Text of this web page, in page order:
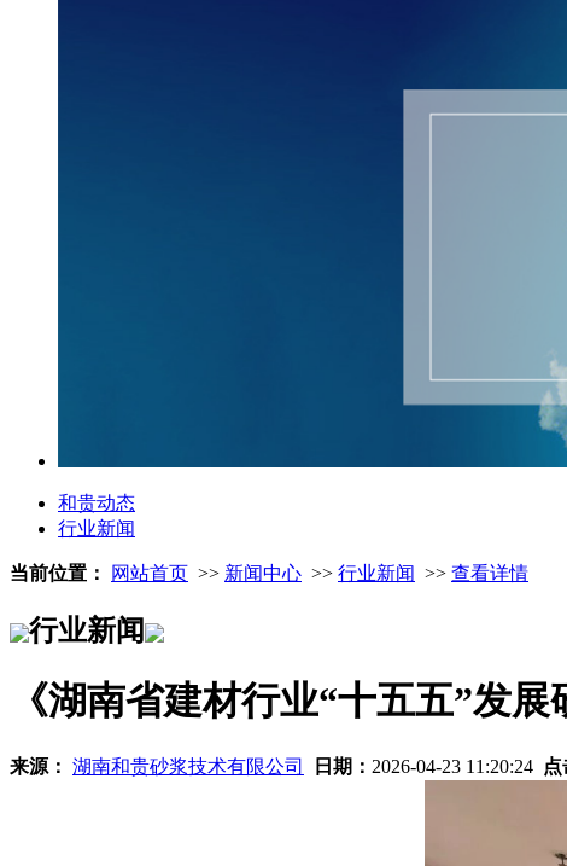
和贵动态
行业新闻
当前位置： 网站首页 >> 新闻中心 >> 行业新闻 >> 查看详情
行业新闻
《湖南省建材行业“十五五”发
来源： 湖南和贵砂浆技术有限公司 日期： 2026-04-23 11:20:24 点